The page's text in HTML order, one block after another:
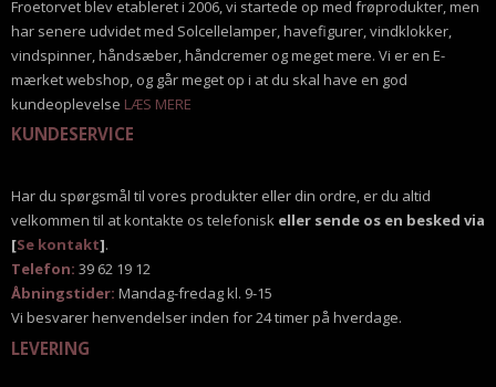
Froetorvet blev etableret i 2006, vi startede op med frøprodukter, men
har senere udvidet med Solcellelamper, havefigurer, vindklokker,
vindspinner, håndsæber, håndcremer og meget mere. Vi er en E-
mærket webshop, og går meget op i at du skal have en god
kundeoplevelse LÆS MERE
KUNDESERVICE
Har du spørgsmål til vores produkter eller din ordre, er du altid
velkommen til at kontakte os telefonisk eller sende os en besked via
[Se kontakt].
Telefon: 39 62 19 12
Åbningstider: Mandag-fredag kl. 9-15
Vi besvarer henvendelser inden for 24 timer på hverdage.
LEVERING